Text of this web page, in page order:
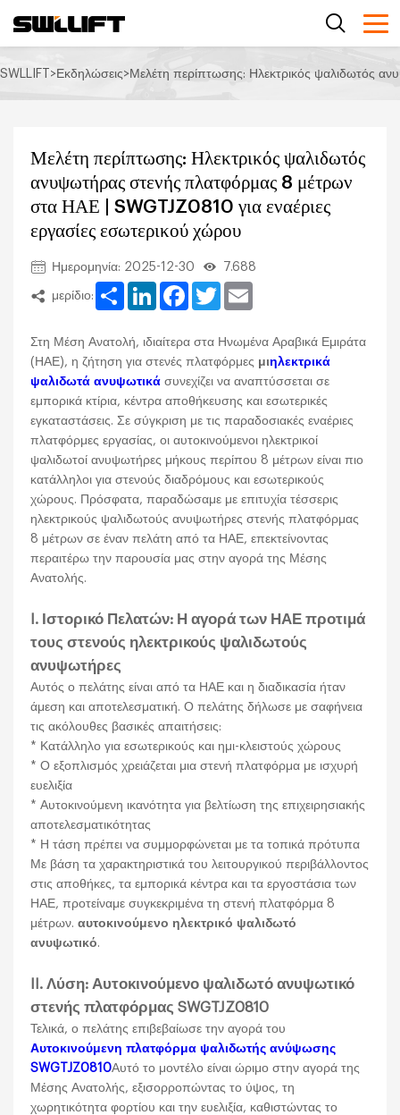
SWLLIFT>Εκδηλώσεις>Μελέτη περίπτωσης: Ηλεκτρικός ψαλιδωτός
Μελέτη περίπτωσης: Ηλεκτρικός ψαλιδωτός
ανυψωτήρας στενής πλατφόρμας 8 μέτρων
στα ΗΑΕ | SWGTJZ0810 για εναέριες
εργασίες εσωτερικού χώρου
Ημερομηνία: 2025-12-30 7.688
μερίδιο:
Share LinkedInFacebook
Twitter
Στη Μέση Ανατολή, ιδιαίτερα στα Ηνωμένα Αραβικά Εμιράτα
(ΗΑΕ), η ζήτηση για στενές πλατφόρμες μιηλεκτρικά
ψαλιδωτά ανυψωτικά συνεχίζει να αναπτύσσεται σε
εμπορικά κτίρια, κέντρα αποθήκευσης και εσωτερικές
εγκαταστάσεις. Σε σύγκριση με τις παραδοσιακές εναέριες
πλατφόρμες εργασίας, οι αυτοκινούμενοι ηλεκτρικοί
ψαλιδωτοί ανυψωτήρες μήκους περίπου 8 μέτρων είναι πιο
κατάλληλοι για στενούς διαδρόμους και εσωτερικούς
χώρους. Πρόσφατα, παραδώσαμε με επιτυχία τέσσερις
ηλεκτρικούς ψαλιδωτούς ανυψωτήρες στενής πλατφόρμας
8 μέτρων σε έναν πελάτη από τα ΗΑΕ, επεκτείνοντας
περαιτέρω την παρουσία μας στην αγορά της Μέσης
Ανατολής.
I. Ιστορικό Πελατών: Η αγορά των ΗΑΕ προτιμά
τους στενούς ηλεκτρικούς ψαλιδωτούς
ανυψωτήρες
Αυτός ο πελάτης είναι από τα ΗΑΕ και η διαδικασία ήταν
άμεση και αποτελεσματική. Ο πελάτης δήλωσε με σαφήνεια
τις ακόλουθες βασικές απαιτήσεις:
* Κατάλληλο για εσωτερικούς και ημι-κλειστούς χώρους
* Ο εξοπλισμός χρειάζεται μια στενή πλατφόρμα με ισχυρή
ευελιξία
* Αυτοκινούμενη ικανότητα για βελτίωση της επιχειρησιακής
αποτελεσματικότητας
* Η τάση πρέπει να συμμορφώνεται με τα τοπικά πρότυπα
Με βάση τα χαρακτηριστικά του λειτουργικού περιβάλλοντος
στις αποθήκες, τα εμπορικά κέντρα και τα εργοστάσια των
ΗΑΕ, προτείναμε συγκεκριμένα τη στενή πλατφόρμα 8
μέτρων.αυτοκινούμενο ηλεκτρικό ψαλιδωτό
ανυψωτικό.
II. Λύση: Αυτοκινούμενο ψαλιδωτό ανυψωτικό
στενής πλατφόρμας SWGTJZ0810
Τελικά, ο πελάτης επιβεβαίωσε την αγορά του
Αυτοκινούμενη πλατφόρμα ψαλιδωτής ανύψωσης
SWGTJZ0810Αυτό το μοντέλο είναι ώριμο στην αγορά της
Μέσης Ανατολής, εξισορροπώντας το ύψος, τη
χωρητικότητα φορτίου και την ευελιξία, καθιστώντας το